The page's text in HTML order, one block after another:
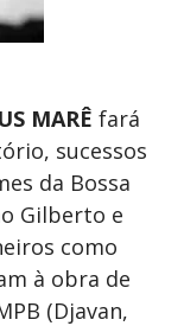
MARÊ fará
sucessos
da Bossa
Gilberto e
como
à obra de
(Djavan,